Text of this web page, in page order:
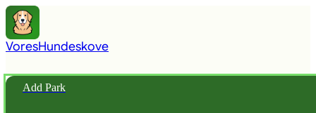
VoresHundeskove
Add Park